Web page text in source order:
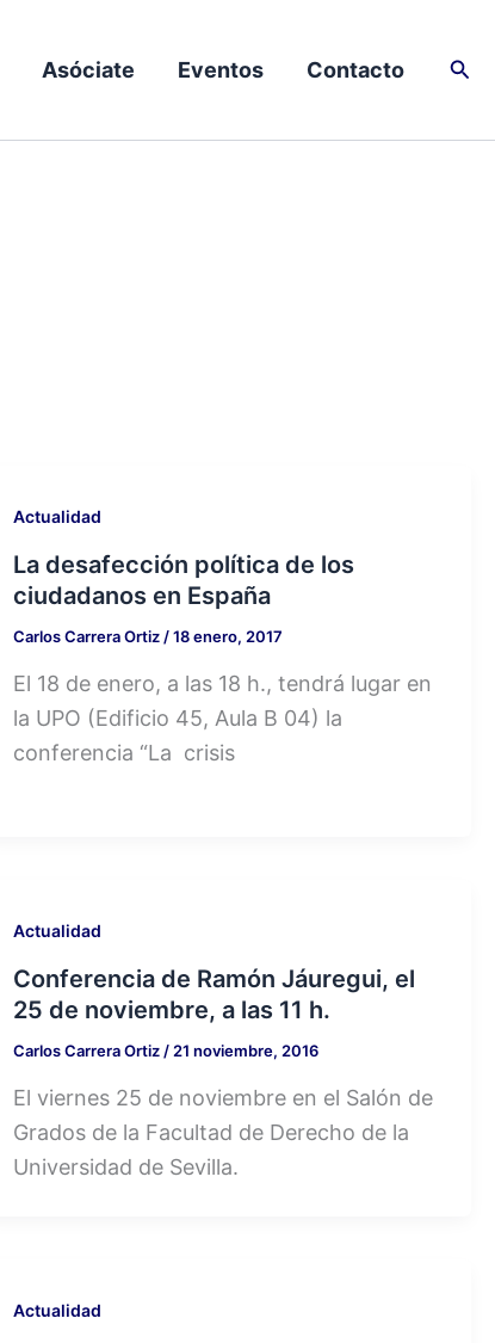
Asóciate Eventos Contacto
Actualidad
La desafección política de los
ciudadanos en España
Carlos Carrera Ortiz/18 enero, 2017
El 18 de enero, a las 18 h., tendrá lugar en
la UPO (Edificio 45, Aula B 04) la
conferencia “La crisis
Actualidad
Conferencia de Ramón Jáuregui, el
25 de noviembre, a las 11 h.
Carlos Carrera Ortiz/21 noviembre, 2016
El viernes 25 de noviembre en el Salón de
Grados de la Facultad de Derecho de la
Universidad de Sevilla.
Actualidad